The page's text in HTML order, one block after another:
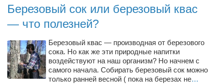
Интервью
Афиша
Афиша Киев
Афиша Сумы
О нас
Березовый сок или березовый квас
— что полезней?
Березовый квас — производная от березового
сока. Но как же эти природные напитки
воздействуют на наш организм? Но начнем с
самого начала. Собирать березовый сок можно
только ранней весной ( пока на березах не…